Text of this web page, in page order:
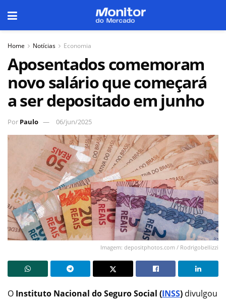
Home Notícias Economia
Aposentados comemoram
novo salário que começará
a ser depositado em junho
Por Paulo 06/jun/2025
Imagem: depositphotos.com / Rodrigobellizzi
O Instituto Nacional do Seguro Social (INSS) divulgou